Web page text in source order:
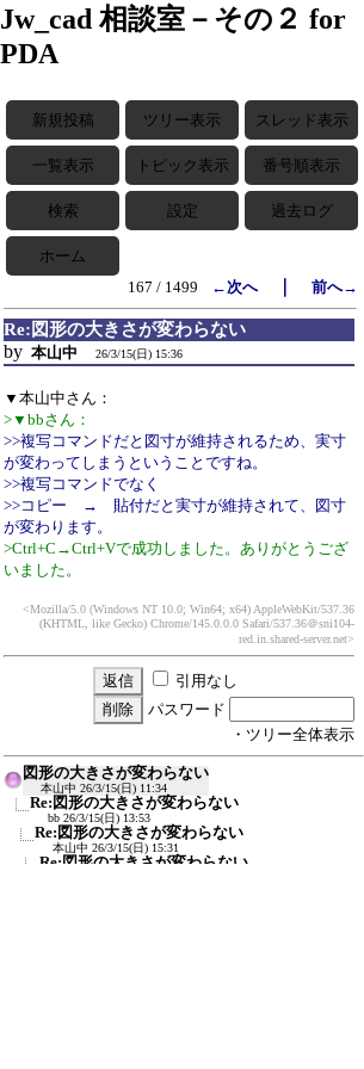
Jw_cad 相談室－その２ for
PDA
新規投稿 ツリー表示 スレッド表示
一覧表示 トピック表示 番号順表示
検索 設定 過去ログ
ホーム
167 / 1499
←次へ｜ 前へ→
Re:図形の大きさが変わらない
by 本山中 26/3/15(日) 15:36
▼本山中さん：
>▼bbさん：
>>複写コマンドだと図寸が維持されるため、実寸
が変わってしまうということですね。
>>複写コマンドでなく
>>コピー → 貼付だと実寸が維持されて、図寸
が変わります。
>Ctrl+C→Ctrl+Vで成功しました。ありがとうござ
いました。
<Mozilla/5.0 (Windows NT 10.0; Win64; x64) AppleWebKit/537.36
(KHTML, like Gecko) Chrome/145.0.0.0 Safari/537.36＠sni104-
red.in.shared-server.net>
引用なし
パスワード
・ツリー全体表示
図形の大きさが変わらない
本山中 26/3/15(日) 11:34
Re:図形の大きさが変わらない
bb 26/3/15(日) 13:53
Re:図形の大きさが変わらない
本山中 26/3/15(日) 15:31
Re:図形の大きさが変わらない